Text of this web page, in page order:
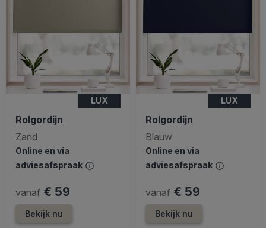
LUX
Rolgordijn
Zand
Online en via
adviesafspraak
vanaf € 59
Bekijk nu
LUX
Rolgordijn
Blauw
Online en via
adviesafspraak
vanaf € 59
Bekijk nu